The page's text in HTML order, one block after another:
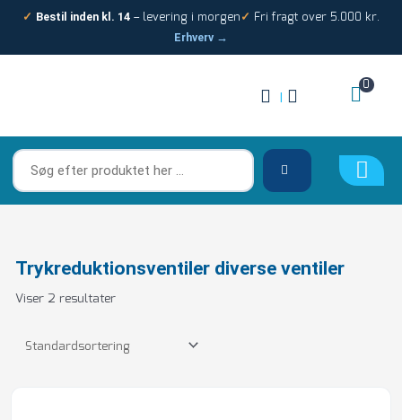
✓ Bestil inden kl. 14 – levering i morgen ✓ Fri fragt over 5.000 kr.
Erhverv →
|
0
Søg
efter
produktet
Trykreduktionsventiler diverse ventiler
Viser 2 resultater